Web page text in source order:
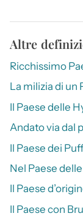
Altre
Ricchissimo
La milizia di un
Il Paese delle
Andato via dal
Il Paese dei
Nel Paese
Il Paese
Il Paese con